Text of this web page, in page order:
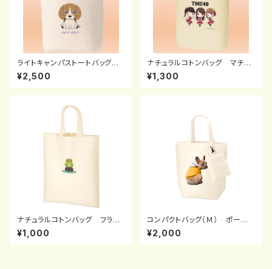
ライトキャンパストートバッグ
（Ｌ）
¥2,500
ナチュラルコトンバッグ マチ付
（F）
¥1,300
ナチュラルコトンバッグ フラット
Ａ４
¥1,000
コンパクトバッグ（Ｍ） ポーチ
付
¥2,000